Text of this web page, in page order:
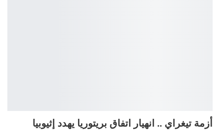
أزمة تيغراي .. انهيار اتفاق بريتوريا يهدد إثيوبيا